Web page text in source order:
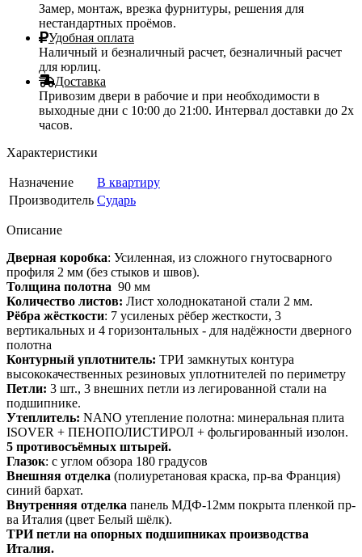
Замер, монтаж, врезка фурнитуры, решения для
нестандартных проёмов.
Удобная оплата
Наличный и безналичный расчет, безналичный расчет
для юрлиц.
Доставка
Привозим двери в рабочие и при необходимости в
выходные дни с 10:00 до 21:00. Интервал доставки до 2х
часов.
Характеристики
Назначение
В квартиру
Производитель Сударь
Описание
Дверная коробка: Усиленная, из сложного гнутосварного
профиля 2 мм (без стыков и швов).
Толщина полотна 90 мм
Количество листов: Лист холоднокатаной стали 2 мм.
Рёбра жёсткости: 7 усиленых рёбер жесткости, 3
вертикальных и 4 горизонтальных - для надёжности дверного
полотна
Контурный уплотнитель: ТРИ замкнутых контура
высококачественных резиновых уплотнителей по периметру
Петли: 3 шт., 3 внешних петли из легированной стали на
подшипнике.
Утеплитель: NANO утепление полотна: минеральная плита
ISOVER + ПЕНОПОЛИСТИРОЛ + фольгированный изолон.
5 противосъёмных штырей.
Глазок: с углом обзора 180 градусов
Внешняя отделка (полиуретановая краска, пр-ва Франция)
синий бархат.
Внутренняя отделка панель МДФ-12мм покрыта пленкой пр-
ва Италия (цвет Белый шёлк).
ТРИ петли на опорных подшипниках производства
Италия.